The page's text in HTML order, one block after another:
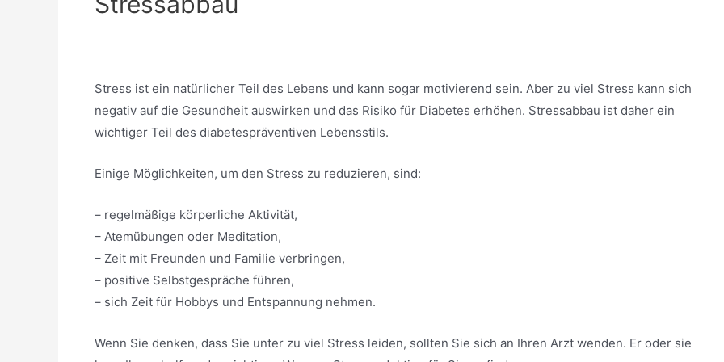
Stress ist ein natürlicher Teil des Lebens und kann sogar motivierend sein. Aber zu viel Stress kann sich
negativ auf die Gesundheit auswirken und das Risiko für Diabetes erhöhen. Stressabbau ist daher ein
wichtiger Teil des diabetespräventiven Lebensstils.
Einige Möglichkeiten, um den Stress zu reduzieren, sind:
– regelmäßige körperliche Aktivität,
– Atemübungen oder Meditation,
– Zeit mit Freunden und Familie verbringen,
– positive Selbstgespräche führen,
– sich Zeit für Hobbys und Entspannung nehmen.
Wenn Sie denken, dass Sie unter zu viel Stress leiden, sollten Sie sich an Ihren Arzt wenden. Er oder sie